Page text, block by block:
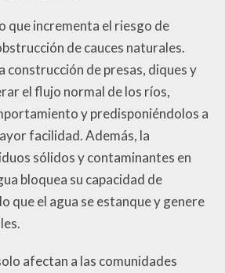
que incrementa el riesgo de
de cauces naturales.
construcción de presas, diques y
el flujo normal de los ríos,
y predisponiéndolos a
facilidad. Además, la
sólidos y contaminantes en
bloquea su capacidad de
que el agua se estanque y genere
afectan a las comunidades